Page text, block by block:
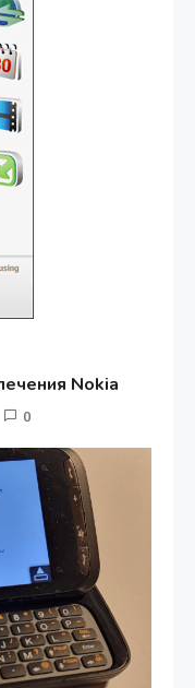
Nokia
0